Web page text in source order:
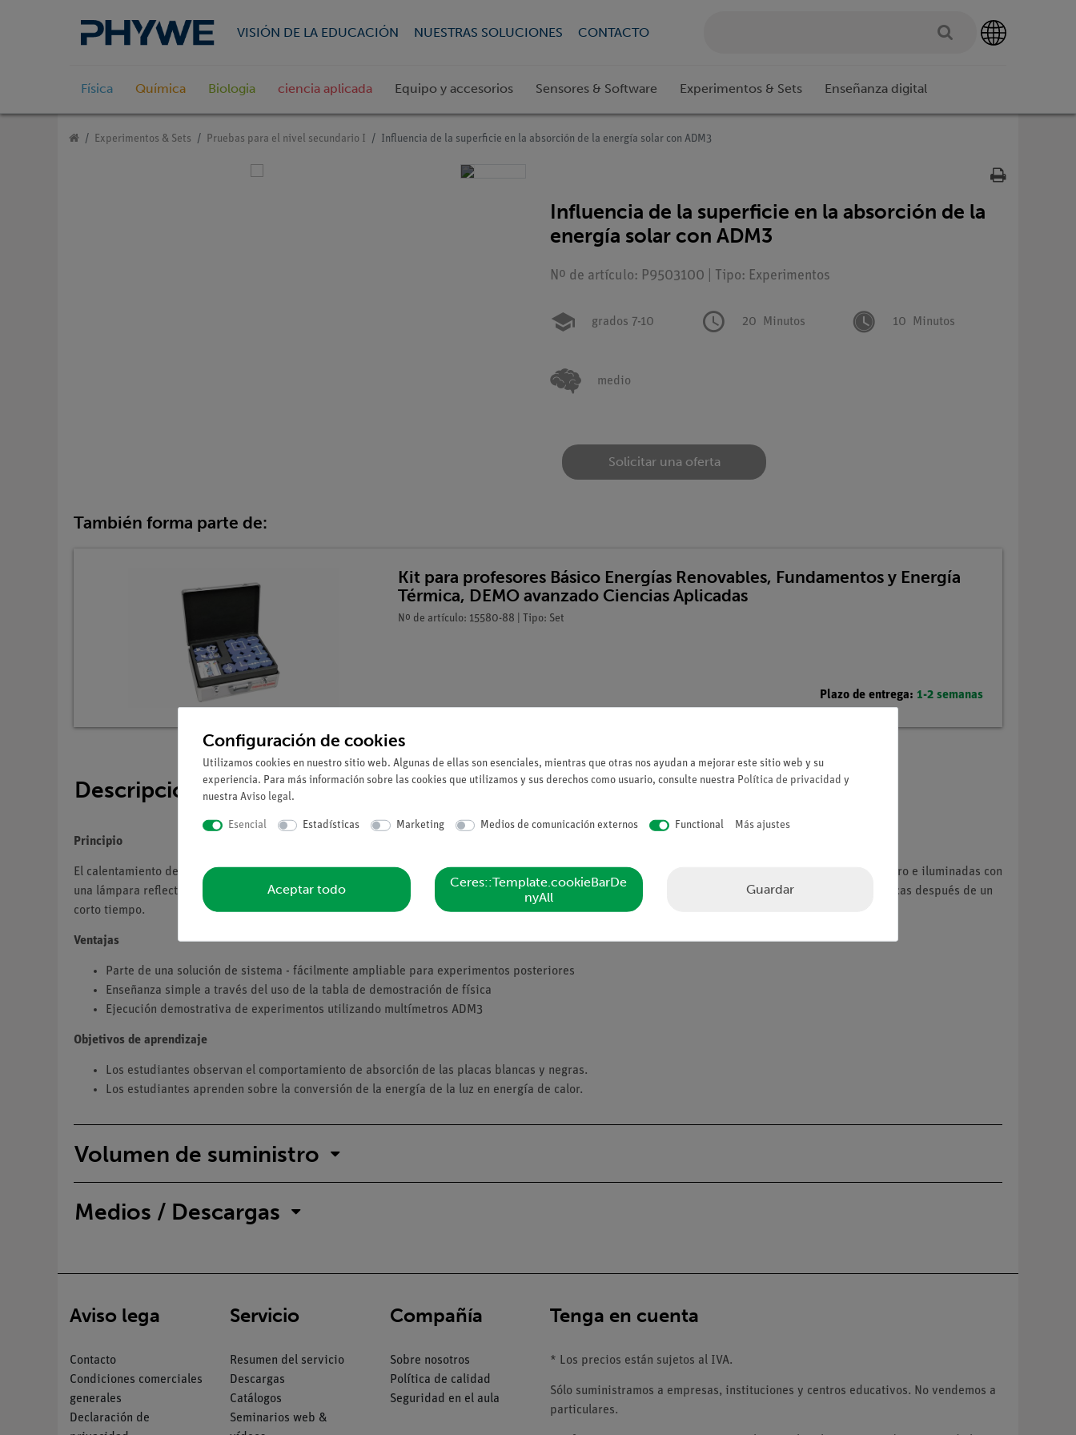
VISIÓN DE LA EDUCACIÓN NUESTRAS SOLUCIONES CONTACTO
Física Química Biologia ciencia aplicada Equipo y accesorios Sensores & Software Experimentos & Sets Enseñanza digital
Experimentos & Sets Pruebas para el nivel secundario I Influencia de la superficie en la absorción de la energía solar con ADM3
Influencia de la superficie en la absorción de la
energía solar con ADM3
Nº de artículo: P9503100 | Tipo: Experimentos
grados 7-10 20 Minutos 10 Minutos
medio
Solicitar una oferta
También forma parte de:
Kit para profesores Básico Energías Renovables, Fundamentos y Energía
Térmica, DEMO avanzado Ciencias Aplicadas
Nº de artículo: 15580-88 | Tipo: Set
Plazo de entrega: 1-2 semanas
Descripción
Principio
El calentamiento de un cuerpo en la luz solar depende del color de su superficie. Una placa negra y una blanca se colocan una al lado de la otra en el tablero e iluminadas con
una lámpara reflectora. Las mediciones de temperatura en ambas placas muestran una clara diferencia en el comportamiento de absorción de ambas placas después de un
corto tiempo.
Ventajas
Parte de una solución de sistema - fácilmente ampliable para experimentos posteriores
Enseñanza simple a través del uso de la tabla de demostración de física
Ejecución demostrativa de experimentos utilizando multímetros ADM3
Objetivos de aprendizaje
Los estudiantes observan el comportamiento de absorción de las placas blancas y negras.
Los estudiantes aprenden sobre la conversión de la energía de la luz en energía de calor.
Volumen de suministro
Medios / Descargas
Aviso lega
Contacto
Condiciones comerciales
generales
Declaración de
Servicio
Resumen del servicio
Descargas
Catálogos
Seminarios web &
Compañía
Sobre nosotros
Política de calidad
Seguridad en el aula
Tenga en cuenta
* Los precios están sujetos al IVA.
Sólo suministramos a empresas, instituciones y centros educativos. No vendemos a
particulares.
Configuración de cookies
Utilizamos cookies en nuestro sitio web. Algunas de ellas son esenciales, mientras que otras nos ayudan a mejorar este sitio web y su
experiencia. Para más información sobre las cookies que utilizamos y sus derechos como usuario, consulte nuestra Política de privacidad y
nuestra Aviso legal.
Esencial Estadísticas Marketing Medios de comunicación externos Functional Más ajustes
Aceptar todo
Ceres::Template.cookieBarDe
nyAll
Guardar